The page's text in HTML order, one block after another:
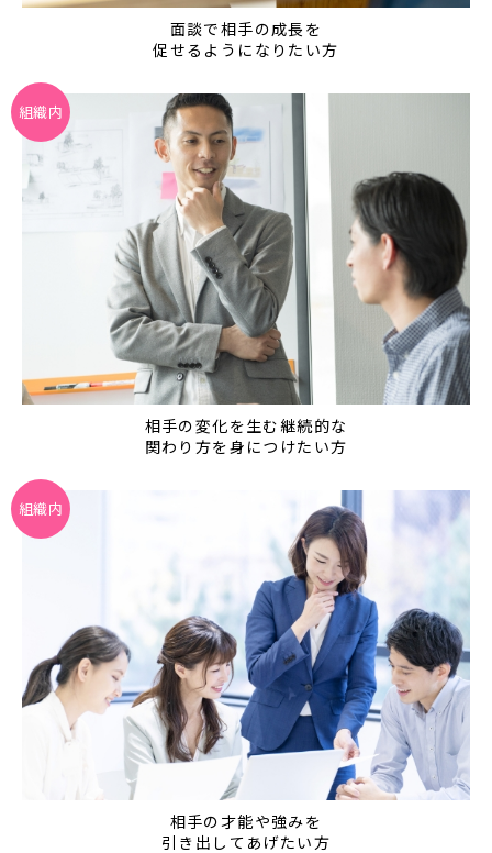
面談で相手の成長を
促せるようになりたい方
組織内
相手の変化を生む継続的な
関わり方を身につけたい方
組織内
相手の才能や強みを
引き出してあげたい方